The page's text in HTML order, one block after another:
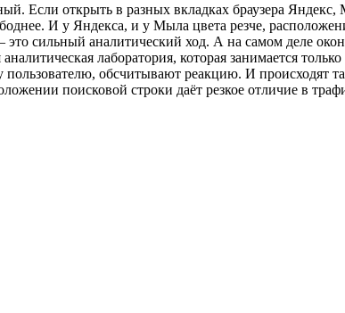
Если открыть в разных вкладках браузера
И у Яндекса, и у Мыла цвета резче,
это сильный аналитический ход. А на самом деле
лаборатория, которая занимается
обсчитывают реакцию. И происходят
поисковой строки даёт резкое отличие в